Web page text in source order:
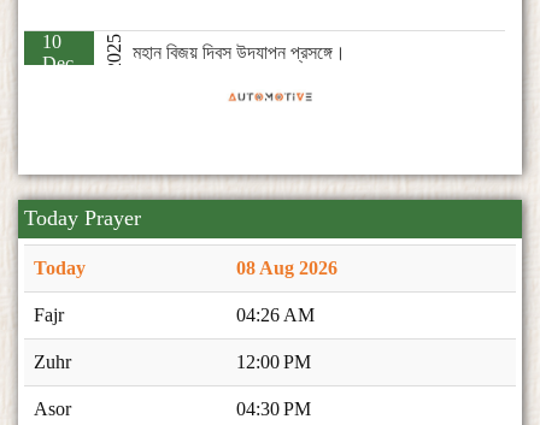
10
Dec
2025
মহান বিজয় দিবস উদযাপন প্রসঙ্গে।
Today Prayer
Today 08 Aug 2026
Fajr 04:26 AM
Zuhr 12:00 PM
Asor 04:30 PM